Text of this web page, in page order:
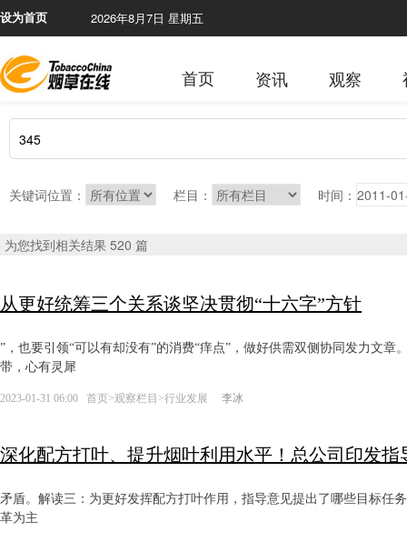
设为首页 2026年8月7日 星期五
首页 资讯 观察
关键词位置： 栏目： 时间：
为您找到相关结果 520 篇
从更好统筹三个关系谈坚决贯彻“十六字”方针
”，也要引领“可以有却没有”的消费“痒点”，做好供需双侧协同发力文章
带，心有灵犀
2023-01-31 06:00 首页>观察栏目 >行业发展 李冰
深化配方打叶、提升烟叶利用水平！总公司印发指
矛盾。解读三：为更好发挥配方打叶作用，指导意见提出了哪些目标任
革为主